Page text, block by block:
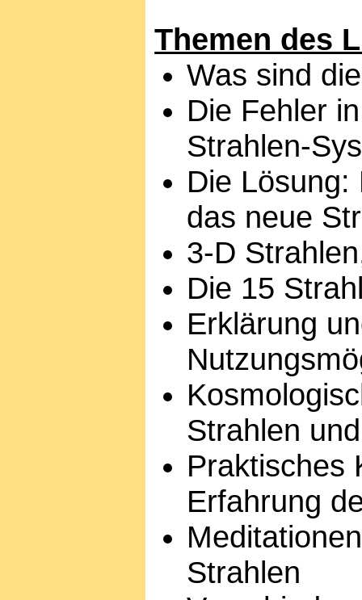
Themen des
Was sind
Die Fehler
Strahlen-
Die Lösung:
das neue
3-D
Die 15
Erklärung
Strahlen
Praktisches
Erfahrung
Strahlen